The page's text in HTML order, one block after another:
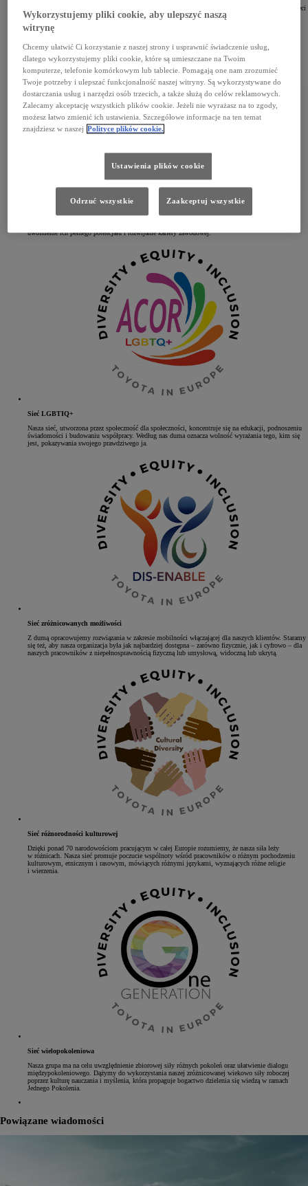
podnoszą świadomość poprzez organizowanie imprez i działań oraz doradzają w zakresie DE&I. Sieci
te są otwarte dla każdego, kto chciałby się do nas przyłączyć, zostać wolontariuszem lub po prostu
sporadycznie okazywać swoje wsparcie.
Nasza grupa jest najdłużej istniejącą siecią reprezentującą obszary korporacyjne, inżynieryjne
uwolnienie ich pełnego potencjału i rozwijanie kariery zawodowej.
Sieć LGBTIQ+
Nasza sieć, utworzona przez społeczność dla społeczności, koncentruje się na edukacji, podnoszeniu
świadomości i budowaniu współpracy. Według nas duma oznacza wolność wyrażania tego, kim się
jest, pokazywania swojego prawdziwego ja.
Sieć zróżnicowanych możliwości
Z dumą opracowujemy rozwiązania w zakresie mobilności włączającej dla naszych klientów. Staramy
się też, aby nasza organizacja była jak najbardziej dostępna – zarówno fizycznie, jak i cyfrowo – dla
naszych pracowników z niepełnosprawnością fizyczną lub umysłową, widoczną lub ukrytą.
Sieć różnorodności kulturowej
Dzięki ponad 70 narodowościom pracującym w całej Europie rozumiemy, że nasza siła leży
w różnicach. Nasza sieć promuje poczucie wspólnoty wśród pracowników o różnym pochodzeniu
kulturowym, etnicznym i rasowym, mówiących różnymi językami, wyznających różne religie
i wierzenia.
Sieć wielopokoleniowa
Nasza grupa ma na celu uwzględnienie zbiorowej siły różnych pokoleń oraz ułatwienie dialogu
międzypokoleniowego. Dążymy do wykorzystania naszej zróżnicowanej wiekowo siły roboczej
poprzez kulturę nauczania i myślenia, która propaguje bogactwo dzielenia się wiedzą w ramach
Jednego Pokolenia.
Powiązane wiadomości
Wykorzystujemy pliki cookie, aby ulepszyć naszą
witrynę
Chcemy ułatwić Ci korzystanie z naszej strony i usprawnić świadczenie usług,
dlatego wykorzystujemy pliki cookie, które są umieszczane na Twoim
komputerze, telefonie komórkowym lub tablecie. Pomagają one nam zrozumieć
Twoje potrzeby i ulepszać funkcjonalność naszej witryny. Są wykorzystywane do
dostarczania usług i narzędzi osób trzecich, a także służą do celów reklamowych.
Zalecamy akceptację wszystkich plików cookie. Jeżeli nie wyrażasz na to zgody,
możesz łatwo zmienić ich ustawienia. Szczegółowe informacje na ten temat
znajdziesz w naszej Polityce plików cookie.
Ustawienia plików cookie
Odrzuć wszystkie Zaakceptuj wszystkie